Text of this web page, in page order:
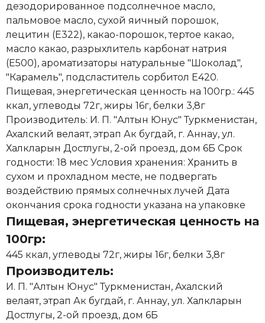
дезодорированное подсолнечное масло,
пальмовое масло, сухой яичный порошок,
лецитин (Е322), какао-порошок, тертое какао,
масло какао, разрыхлитель карбонат натрия
(Е500), ароматизаторы натуральные "Шоколад",
"Карамель", подсластитель сорбитол Е420.
Пищевая, энергетическая ценность на 100гр.: 445
ккал, углеводы 72г, жиры 16г, белки 3,8г
Производитель: И. П. "Алтын Юнус" Туркменистан,
Ахалский велаят, этрап Ак бугдай, г. Аннау, ул.
Халкларын Достлугы, 2-ой проезд, дом 6Б Срок
годности: 18 мес Условия хранения: Хранить в
сухом и прохладном месте, не подвергать
воздействию прямых солнечных лучей Дата
окончания срока годности указана на упаковке
Пищевая, энергетическая ценность на
100гр:
445 ккал, углеводы 72г, жиры 16г, белки 3,8г
Производитель:
И. П. "Алтын Юнус" Туркменистан, Ахалский
велаят, этрап Ак бугдай, г. Аннау, ул. Халкларын
Достлугы, 2-ой проезд, дом 6Б